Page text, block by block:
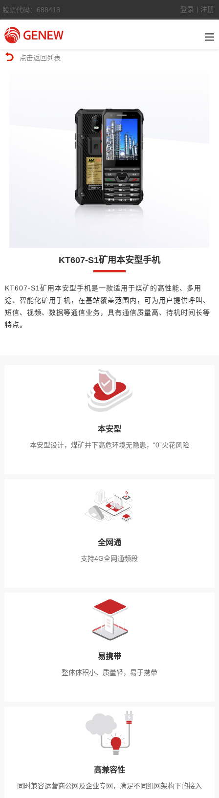
股票代码：688418 登录 注册
点击返回列表
KT607-S1矿用本安型手机
KT607-S1矿用本安型手机是一款适用于煤矿的高性能、多用
途、智能化矿用手机，在基站覆盖范围内，可为用户提供呼叫、
短信、视频、数据等通信业务，具有通信质量高、待机时间长等
特点。
本安型
本安型设计，煤矿井下高危环境无隐患，“0”火花风险
全网通
支持4G全网通频段
易携带
整体体积小、质量轻，易于携带
高兼容性
同时兼容运营商公网及企业专网，满足不同组网架构下的接入